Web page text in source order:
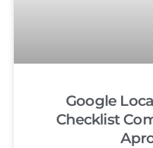
Google
Checklist